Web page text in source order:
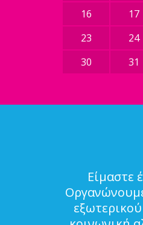
16
17
23
24
30
31
Είμαστε